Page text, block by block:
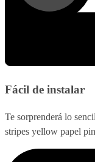
Fácil de instalar
Te sorprenderá lo
stripes yellow papel